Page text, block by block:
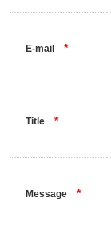
E-mail *
Title *
Message *